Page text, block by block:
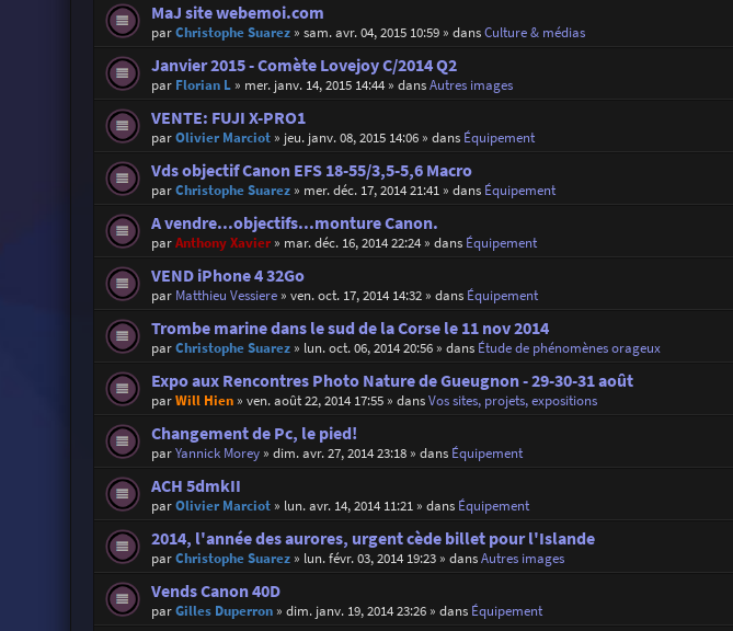
MaJ site webemoi.com
parChristophe Suarez» sam. avr. 04, 2015 10:59» dansCulture & médias
Janvier 2015 - Comète Lovejoy C/2014 Q2
par Florian L» mer. janv. 14, 2015 14:44» dansAutres images
VENTE: FUJI X-PRO1
parOlivier Marciot» jeu. janv. 08, 2015 14:06» dans Équipement
Vds objectif Canon EFS 18-55/3,5-5,6 Macro
parChristophe Suarez» mer. déc. 17, 2014 21:41» dans Équipement
A vendre...objectifs...monture Canon.
parAnthony Xavier» mar. déc. 16, 2014 22:24» dans Équipement
VEND iPhone 4 32Go
par Matthieu Vessiere» ven. oct. 17, 2014 14:32» dans Équipement
Trombe marine dans le sud de la Corse le 11 nov 2014
parChristophe Suarez» lun. oct. 06, 2014 20:56» dans Étude de phénomènes orageux
Expo aux Rencontres Photo Nature de Gueugnon - 29-30-31 août
parWill Hien» ven. août 22, 2014 17:55» dansVos sites, projets, expositions
Changement de Pc, le pied!
parYannick Morey» dim. avr. 27, 2014 23:18» dans Équipement
ACH 5dmkII
parOlivier Marciot» lun. avr. 14, 2014 11:21» dans Équipement
2014, l'année des aurores, urgent cède billet pour l'Islande
parChristophe Suarez» lun. févr. 03, 2014 19:23» dansAutres images
Vends Canon 40D
parGilles Duperron» dim. janv. 19, 2014 23:26» dans Équipement